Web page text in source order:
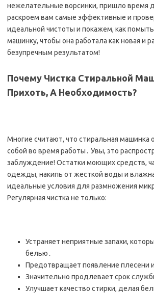
нежелательные ворсинки, пришло время
раскроем вам самые эффективные и
идеальной чистоты и покажем, как
машинку, чтобы она работала как новая и
безупречным результатом!
Почему Чистка Стиральной
Прихоть, А Необходимость?
Многие считают, что стиральная машинка
собой во время работы․ Увы, это
заблуждение! Остатки моющих средств,
одежды, накипь от жесткой воды и
идеальные условия для размножения
Регулярная чистка не только:
Устраняет неприятные запахи,
белью․
Предотвращает появление плесени и
Значительно продлевает срок
Улучшает качество стирки, делая